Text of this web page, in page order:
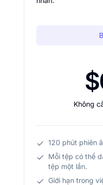
Không
120 phút phiên
Mỗi tệp có thể
tệp một lần.
Giới hạn trong